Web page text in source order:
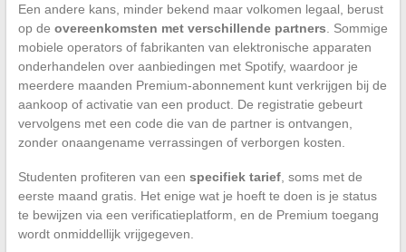
Een andere kans, minder bekend maar volkomen legaal, berust
op de overeenkomsten met verschillende partners . Sommige
mobiele operators of fabrikanten van elektronische apparaten
onderhandelen over aanbiedingen met Spotify, waardoor je
meerdere maanden Premium-abonnement kunt verkrijgen bij de
aankoop of activatie van een product. De registratie gebeurt
vervolgens met een code die van de partner is ontvangen,
zonder onaangename verrassingen of verborgen kosten.
Studenten profiteren van een specifiek tarief, soms met de
eerste maand gratis. Het enige wat je hoeft te doen is je status
te bewijzen via een verificatieplatform, en de Premium toegang
wordt onmiddellijk vrijgegeven.